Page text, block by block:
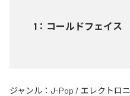
1 ： コールドフェイス
ジャンル： J-Pop / エレクトロ